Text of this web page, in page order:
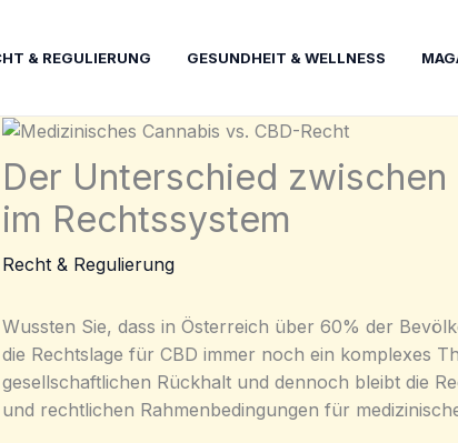
& REGULIERUNG GESUNDHEIT & WELLNESS
Der Unterschied zwischen
im Rechtssystem
Recht & Regulierung
Wussten Sie, dass in Österreich über 60% der
die Rechtslage für CBD immer noch ein komplexes
gesellschaftlichen Rückhalt und dennoch bleibt die
und rechtlichen Rahmenbedingungen für